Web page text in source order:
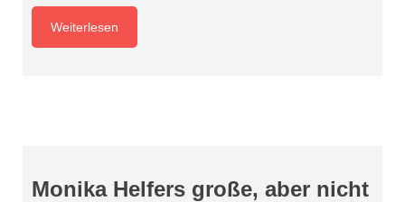
Weiterlesen
Monika Helfers große, aber nicht